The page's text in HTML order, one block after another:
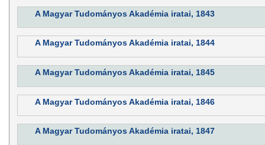
A Magyar Tudományos Akadémia iratai, 1843
A Magyar Tudományos Akadémia iratai, 1844
A Magyar Tudományos Akadémia iratai, 1845
A Magyar Tudományos Akadémia iratai, 1846
A Magyar Tudományos Akadémia iratai, 1847